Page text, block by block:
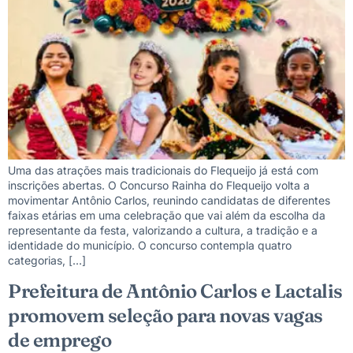
Uma das atrações mais tradicionais do Flequeijo já está com
inscrições abertas. O Concurso Rainha do Flequeijo volta a
movimentar Antônio Carlos, reunindo candidatas de diferentes
faixas etárias em uma celebração que vai além da escolha da
representante da festa, valorizando a cultura, a tradição e a
identidade do município. O concurso contempla quatro
categorias, […]
Prefeitura de Antônio Carlos e Lactalis
promovem seleção para novas vagas
de emprego